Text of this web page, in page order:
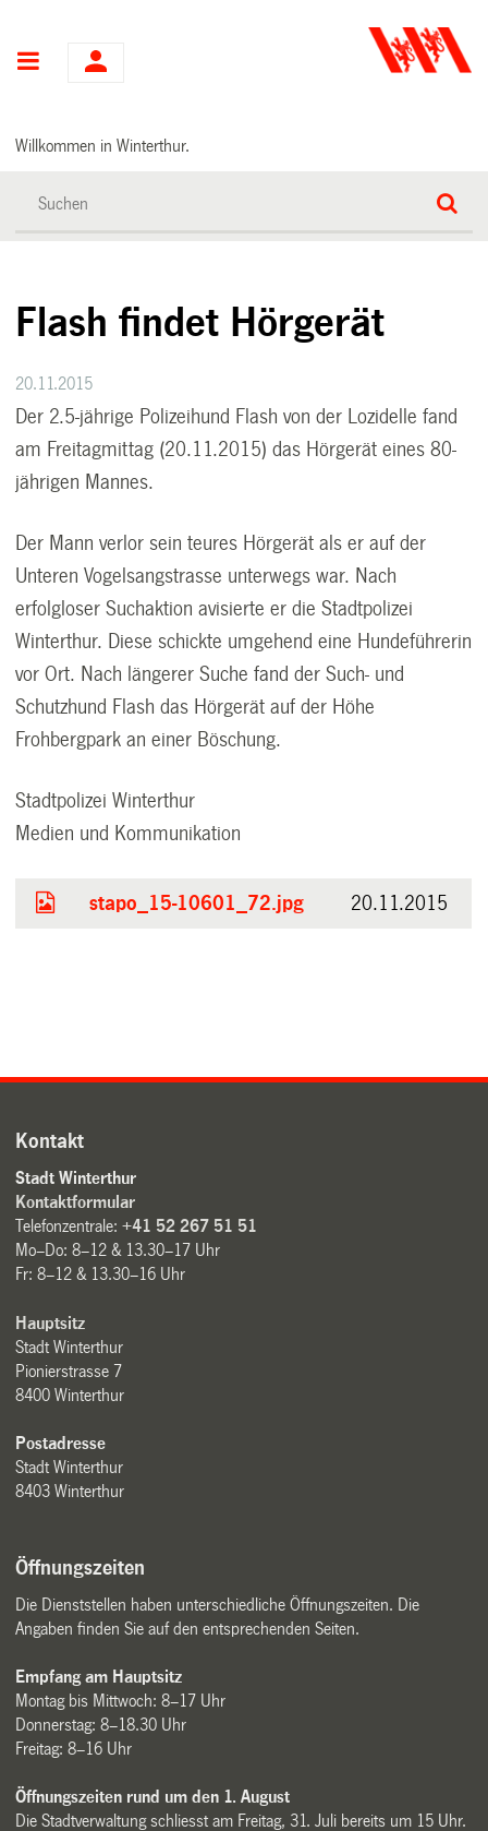
Hauptnavigation
Willkommen in Winterthur.
Flash findet Hörgerät
20.11.2015
Der 2.5-jährige Polizeihund Flash von der Lozidelle fand
am Freitagmittag (20.11.2015) das Hörgerät eines 80-
jährigen Mannes.
Der Mann verlor sein teures Hörgerät als er auf der
Unteren Vogelsangstrasse unterwegs war. Nach
erfolgloser Suchaktion avisierte er die Stadtpolizei
Winterthur. Diese schickte umgehend eine Hundeführerin
vor Ort. Nach längerer Suche fand der Such- und
Schutzhund Flash das Hörgerät auf der Höhe
Frohbergpark an einer Böschung.
Stadtpolizei Winterthur
Medien und Kommunikation
stapo_15-10601_72.jpg 20.11.2015
Kontakt
Stadt Winterthur
Kontaktformular
Telefonzentrale:+41 52 267 51 51
Mo–Do: 8–12 & 13.30–17 Uhr
Fr: 8–12 & 13.30–16 Uhr
Hauptsitz
Stadt Winterthur
Pionierstrasse 7
8400 Winterthur
Postadresse
Stadt Winterthur
8403 Winterthur
Öffnungszeiten
Die Dienststellen haben unterschiedliche Öffnungszeiten. Die
Angaben finden Sie auf den entsprechenden Seiten.
Empfang am Hauptsitz
Montag bis Mittwoch: 8–17 Uhr
Donnerstag: 8–18.30 Uhr
Freitag: 8–16 Uhr
Öffnungszeiten rund um den 1. August
Die Stadtverwaltung schliesst am Freitag, 31. Juli bereits um 15 Uhr.